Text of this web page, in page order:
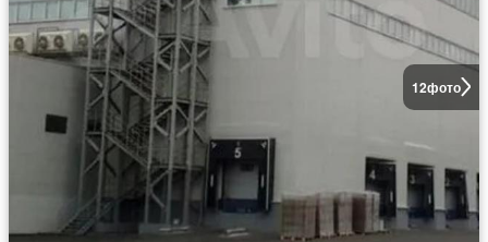
12фото